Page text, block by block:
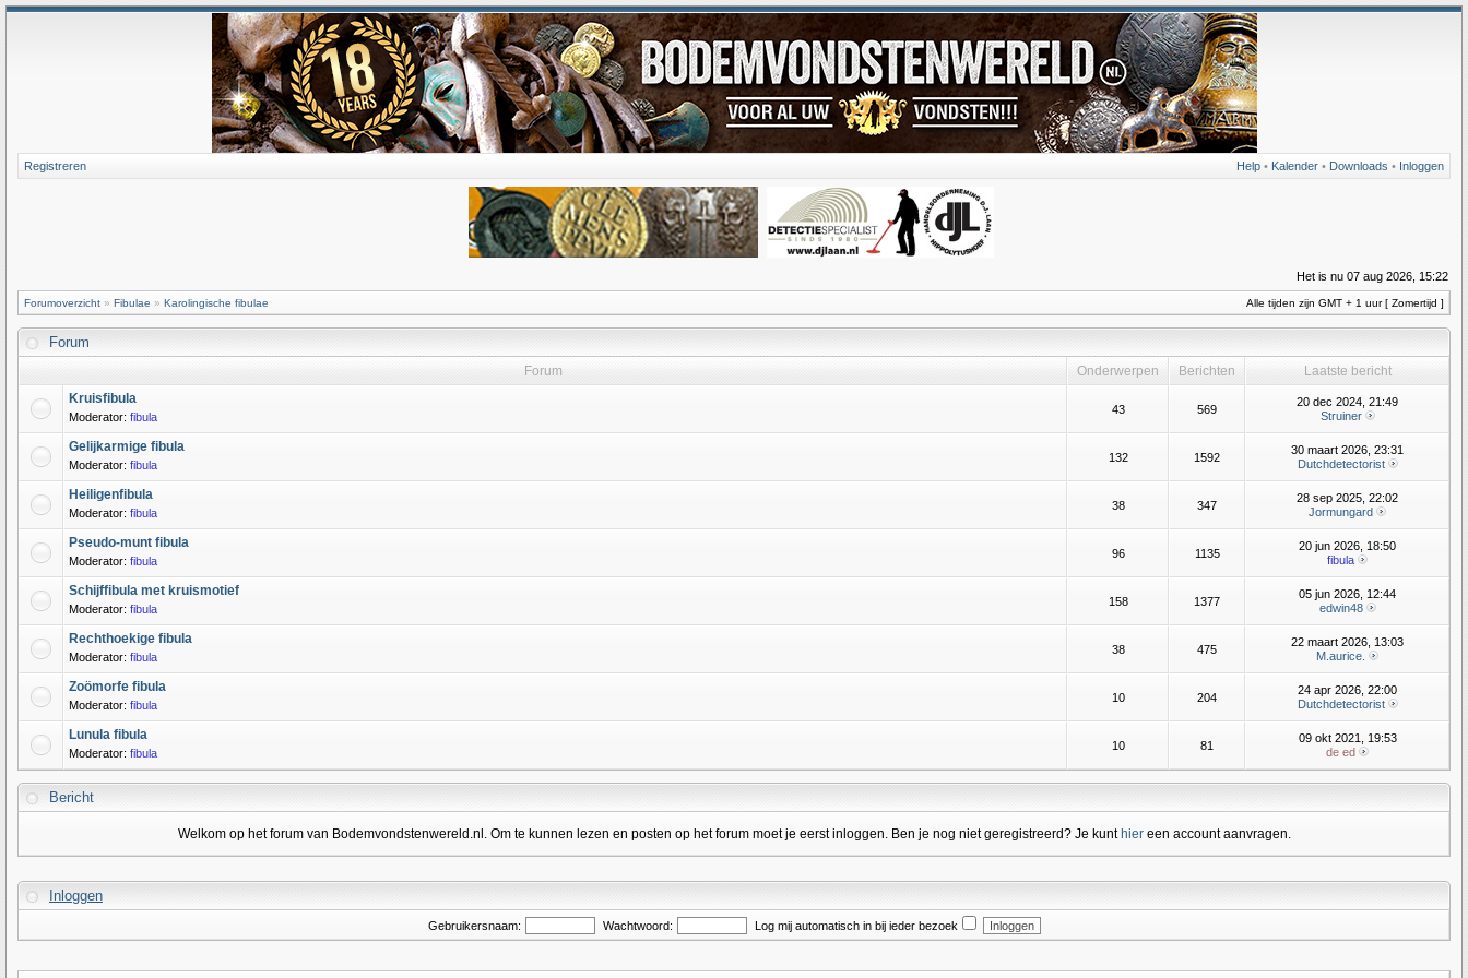
Help • Kalender • Downloads • Inloggen
Registreren
Het is nu 07 aug 2026, 15:22
Forumoverzicht » Fibulae » Karolingische fibulae Alle tijden zijn GMT + 1 uur [ Zomertijd ]
Forum
Forum Onderwerpen Berichten
Laatste bericht
Kruisfibula
Moderator: fibula
43 569
20 dec 2024, 21:49
Struiner
Gelijkarmige fibula
Moderator: fibula
132 1592
30 maart 2026, 23:31
Dutchdetectorist
Heiligenfibula
Moderator: fibula
38 347
28 sep 2025, 22:02
Jormungard
Pseudo-munt fibula
Moderator: fibula
96 1135
20 jun 2026, 18:50
fibula
Schijffibula met kruismotief
Moderator: fibula
158 1377
05 jun 2026, 12:44
edwin48
Rechthoekige fibula
Moderator: fibula
38 475
22 maart 2026, 13:03
M.aurice.
Zoömorfe fibula
Moderator: fibula
10 204
24 apr 2026, 22:00
Dutchdetectorist
Lunula fibula
Moderator: fibula
10 81
09 okt 2021, 19:53
de ed
Bericht
Welkom op het forum van Bodemvondstenwereld.nl. Om te kunnen lezen en posten op het forum moet je eerst inloggen. Ben je nog niet geregistreerd? Je kunt hiereen account aanvragen.
Inloggen
Gebruikersnaam: Wachtwoord: Log mij automatisch in bij ieder bezoek